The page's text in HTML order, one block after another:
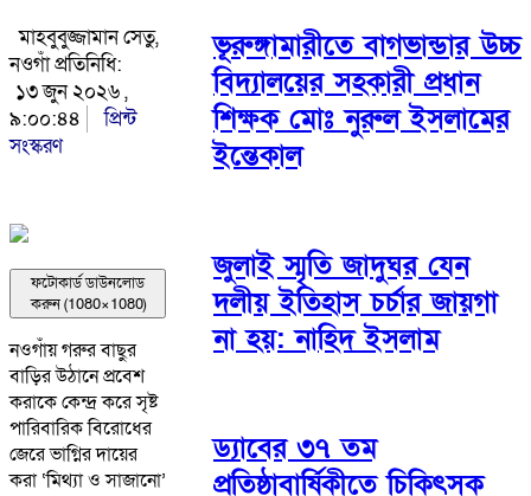
মাহবুবুজ্জামান সেতু,
নওগাঁ প্রতিনিধি:
১৩ জুন ২০২৬ ,
৯:০০:৪৪
প্রিন্ট
সংস্করণ
ফটোকার্ড ডাউনলোড
করুন (1080×1080)
নওগাঁয় গরুর বাছুর
বাড়ির উঠানে প্রবেশ
করাকে কেন্দ্র করে সৃষ্ট
পারিবারিক বিরোধের
জেরে ভাগ্নির দায়ের
করা ‘মিথ্যা ও সাজানো’
ভূরুঙ্গামারীতে বাগভান্ডার উচ্চ
বিদ্যালয়ের সহকারী প্রধান
শিক্ষক মোঃ নুরুল ইসলামের
ইন্তেকাল
জুলাই স্মৃতি জাদুঘর যেন
দলীয় ইতিহাস চর্চার জায়গা
না হয়: নাহিদ ইসলাম
ড্যাবের ৩৭ তম
প্রতিষ্ঠাবার্ষিকীতে চিকিৎসক